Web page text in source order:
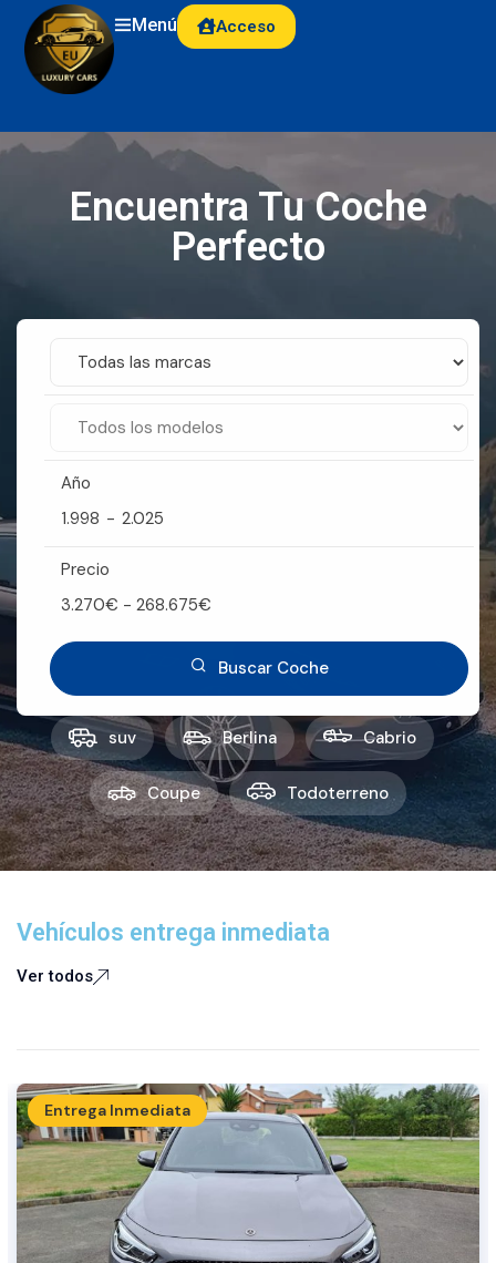
Menú Acceso
Encuentra Tu Coche
Perfecto
Año
1.998 - 2.025
Precio
3.270€ - 268.675€
Buscar Coche
suv Berlina Cabrio
Coupe Todoterreno
Vehículos entrega inmediata
Ver todos
Entrega Inmediata